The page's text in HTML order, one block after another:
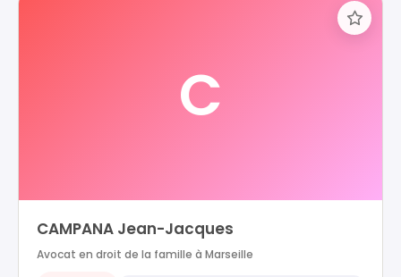
C
CAMPANA Jean-Jacques
Avocat en droit de la famille à Marseille